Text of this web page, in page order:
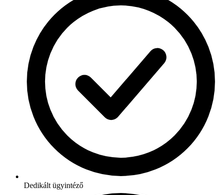
Dedikált ügyintéző